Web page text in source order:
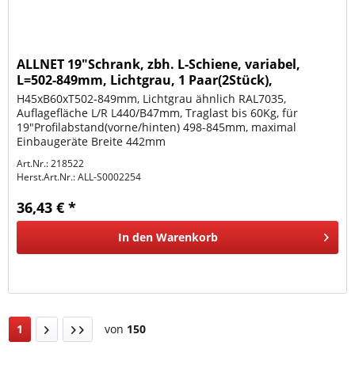
ALLNET 19"Schrank, zbh. L-Schiene, variabel,
L=502-849mm, Lichtgrau, 1 Paar(2Stück),
H45xB60xT502-849mm, Lichtgrau ähnlich RAL7035,
Auflagefläche L/R L440/B47mm, Traglast bis 60Kg, für
19"Profilabstand(vorne/hinten) 498-845mm, maximal
Einbaugeräte Breite 442mm
Art.Nr.: 218522
Herst.Art.Nr.:ALL-S0002254
36,43 € *
In den Warenkorb
1 von 150